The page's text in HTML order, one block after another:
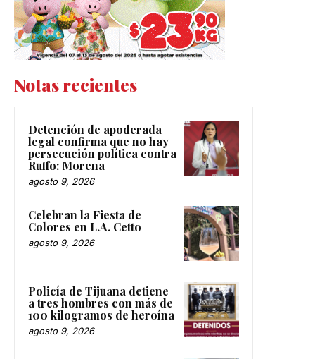
Notas recientes
Detención de apoderada
legal confirma que no hay
persecución política contra
Ruffo: Morena
agosto 9, 2026
Celebran la Fiesta de
Colores en L.A. Cetto
agosto 9, 2026
Policía de Tijuana detiene
a tres hombres con más de
100 kilogramos de heroína
agosto 9, 2026